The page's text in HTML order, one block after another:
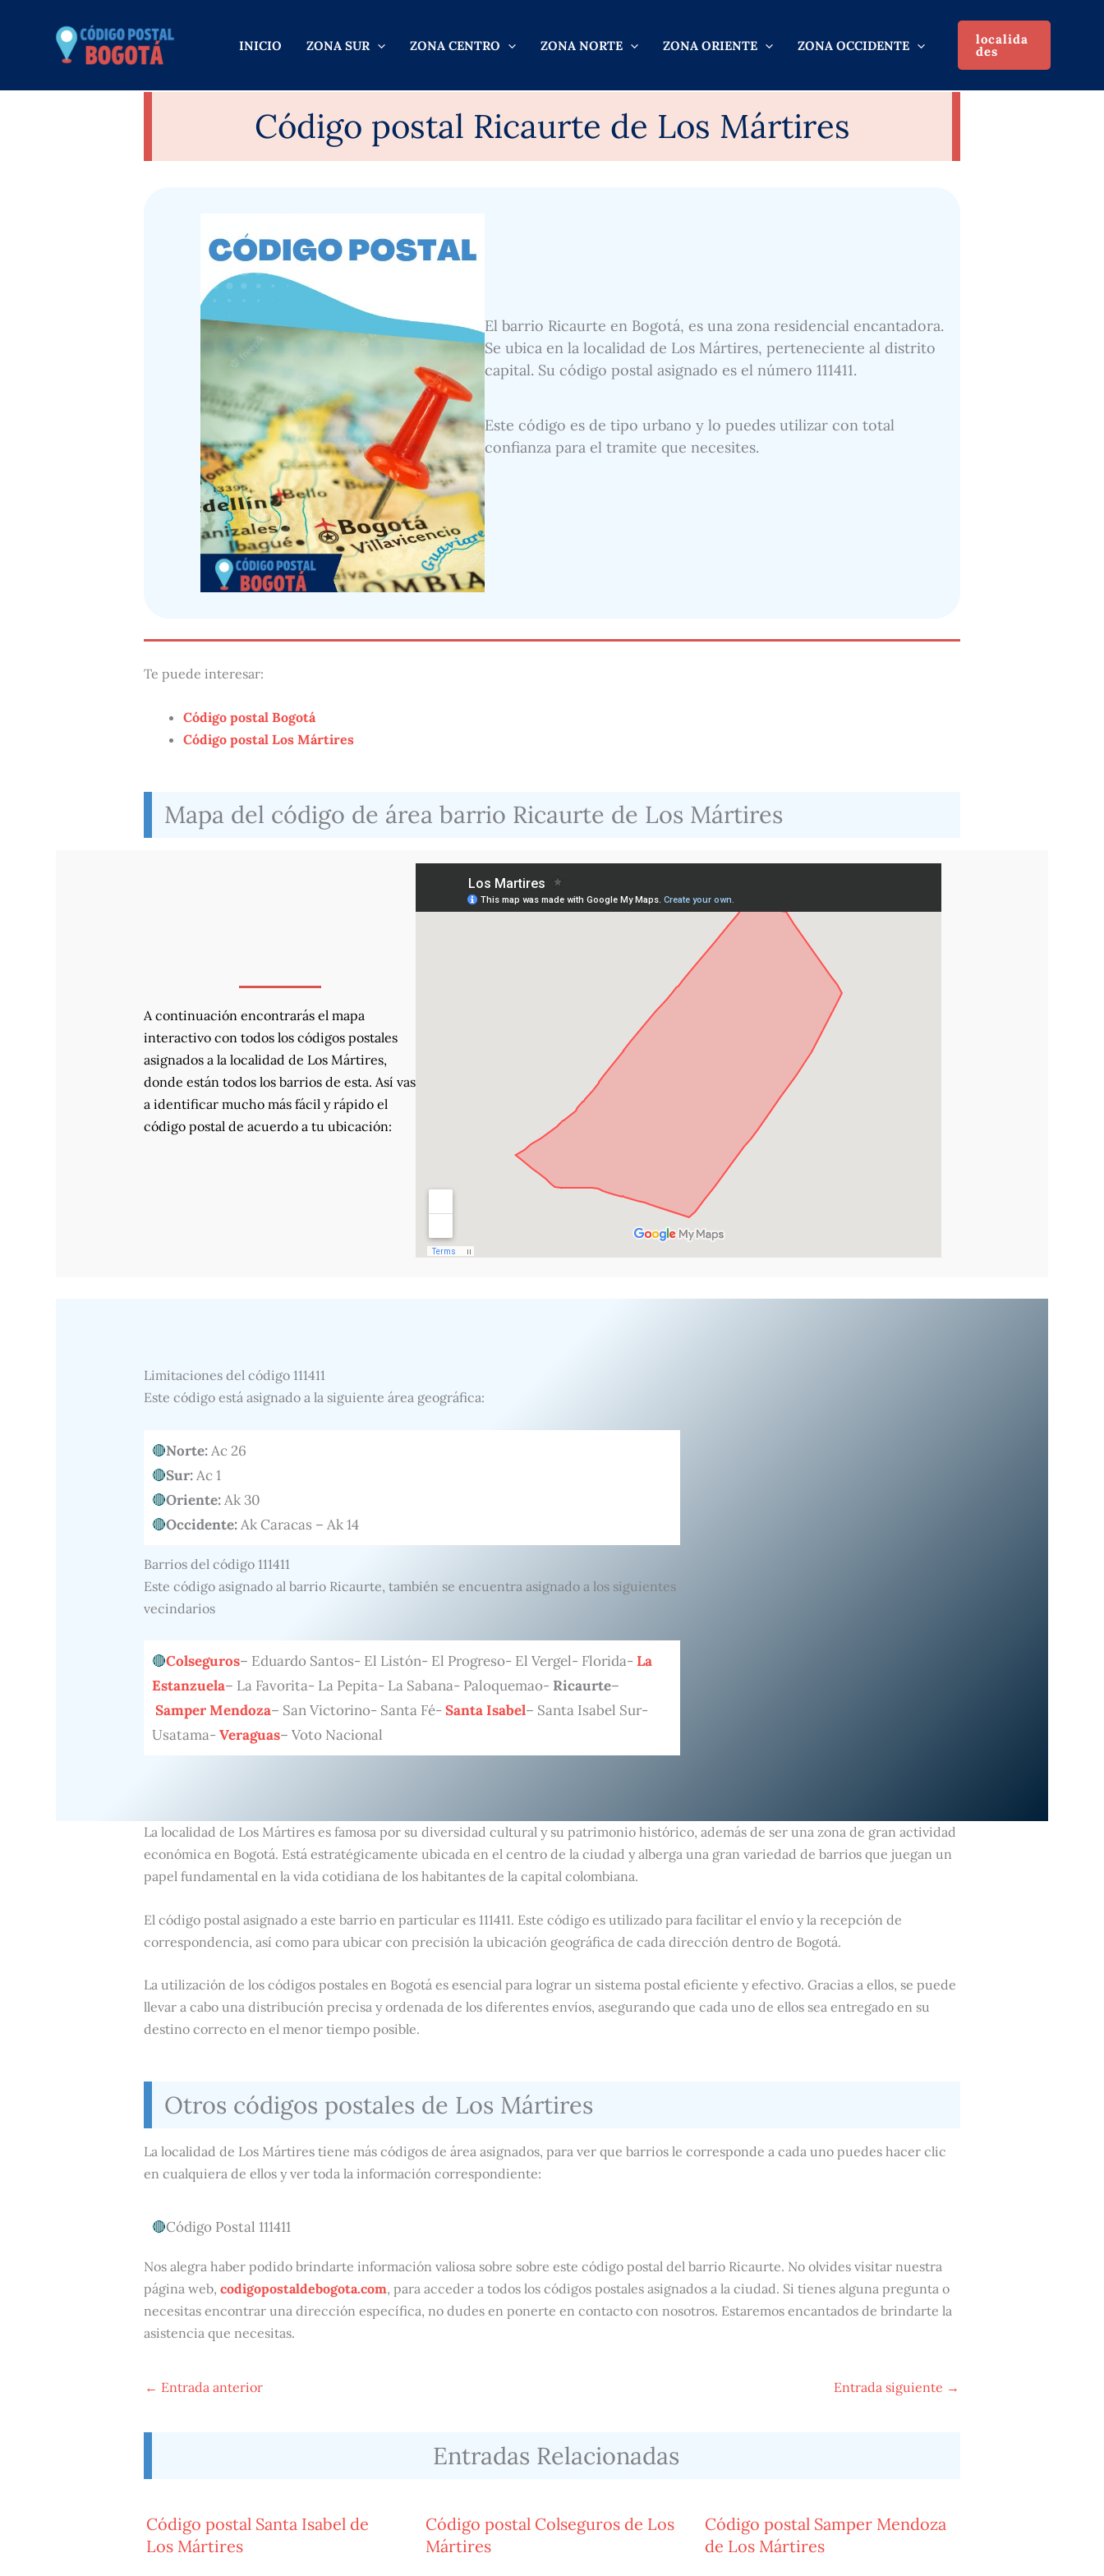
contenido
INICIO ZONA SUR ZONA CENTRO ZONA NORTE ZONA ORIENTE ZONA OCCIDENTE localida
des
Código postal Ricaurte de Los Mártires
El barrio Ricaurte en Bogotá, es una zona residencial encantadora.
Se ubica en la localidad de Los Mártires, perteneciente al distrito
capital. Su código postal asignado es el número 111411.
Este código es de tipo urbano y lo puedes utilizar con total
confianza para el tramite que necesites.
Te puede interesar:
Código postal Bogotá
Código postal Los Mártires
Mapa del código de área barrio Ricaurte de Los Mártires
A continuación encontrarás el mapa
interactivo con todos los códigos postales
asignados a la localidad de Los Mártires,
donde están todos los barrios de esta. Así vas
a identificar mucho más fácil y rápido el
código postal de acuerdo a tu ubicación:
Limitaciones del código 111411
Este código está asignado a la siguiente área geográfica:
Norte:Ac 26
Sur:Ac 1
Oriente:Ak 30
Occidente:Ak Caracas – Ak 14
Barrios del código 111411
Este código asignado al barrio Ricaurte, también se encuentra asignado a los siguientes
vecindarios
Colseguros– Eduardo Santos- El Listón- El Progreso- El Vergel- Florida- La
Estanzuela– La Favorita- La Pepita- La Sabana- Paloquemao- Ricaurte–
Samper Mendoza– San Victorino- Santa Fé- Santa Isabel– Santa Isabel Sur-
Usatama- Veraguas– Voto Nacional
La localidad de Los Mártires es famosa por su diversidad cultural y su patrimonio histórico, además de ser una zona de gran actividad
económica en Bogotá. Está estratégicamente ubicada en el centro de la ciudad y alberga una gran variedad de barrios que juegan un
papel fundamental en la vida cotidiana de los habitantes de la capital colombiana.
El código postal asignado a este barrio en particular es 111411. Este código es utilizado para facilitar el envío y la recepción de
correspondencia, así como para ubicar con precisión la ubicación geográfica de cada dirección dentro de Bogotá.
La utilización de los códigos postales en Bogotá es esencial para lograr un sistema postal eficiente y efectivo. Gracias a ellos, se puede
llevar a cabo una distribución precisa y ordenada de los diferentes envíos, asegurando que cada uno de ellos sea entregado en su
destino correcto en el menor tiempo posible.
Otros códigos postales de Los Mártires
La localidad de Los Mártires tiene más códigos de área asignados, para ver que barrios le corresponde a cada uno puedes hacer clic
en cualquiera de ellos y ver toda la información correspondiente:
Código Postal 111411
Nos alegra haber podido brindarte información valiosa sobre sobre este código postal del barrio Ricaurte. No olvides visitar nuestra
página web, codigopostaldebogota.com, para acceder a todos los códigos postales asignados a la ciudad. Si tienes alguna pregunta o
necesitas encontrar una dirección específica, no dudes en ponerte en contacto con nosotros. Estaremos encantados de brindarte la
asistencia que necesitas.
← Entrada anterior Entrada siguiente →
Entradas Relacionadas
Código postal Santa Isabel de
Los Mártires
Código postal Colseguros de Los
Mártires
Código postal Samper Mendoza
de Los Mártires